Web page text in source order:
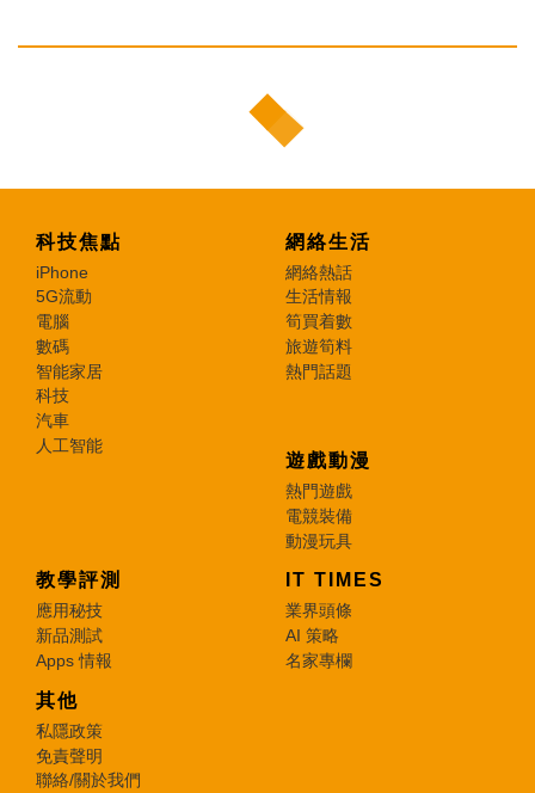
科技焦點
iPhone
5G流動
電腦
數碼
智能家居
科技
汽車
人工智能
網絡生活
網絡熱話
生活情報
筍買着數
旅遊筍料
熱門話題
遊戲動漫
熱門遊戲
電競裝備
動漫玩具
教學評測
應用秘技
新品測試
Apps 情報
IT TIMES
業界頭條
AI 策略
名家專欄
其他
私隱政策
免責聲明
聯絡/關於我們